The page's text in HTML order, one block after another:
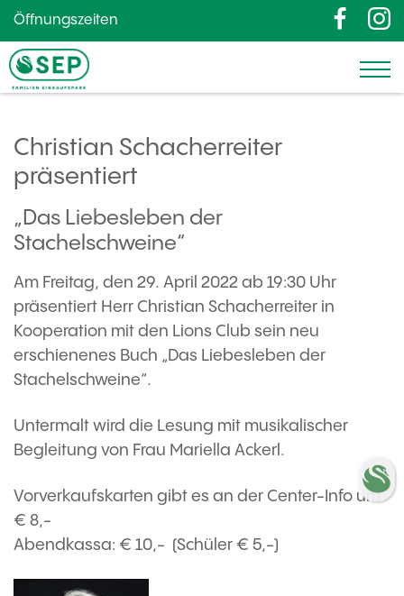
Öffnungszeiten
Christian Schacherreiter
präsentiert
„Das Liebesleben der
Stachelschweine“
Am Freitag, den 29. April 2022 ab 19:30 Uhr
präsentiert Herr Christian Schacherreiter in
Kooperation mit den Lions Club sein neu
erschienenes Buch „Das Liebesleben der
Stachelschweine“.
Untermalt wird die Lesung mit musikalischer
Begleitung von Frau Mariella Ackerl.
Vorverkaufskarten gibt es an der Center-Info um
€ 8,-
Abendkassa: € 10,- (Schüler € 5,-)